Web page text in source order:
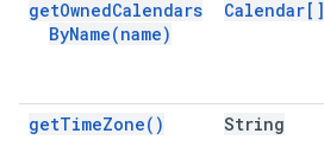
getOwnedCalendars
ByName(name)
Calendar[]
getTimeZone( ) String